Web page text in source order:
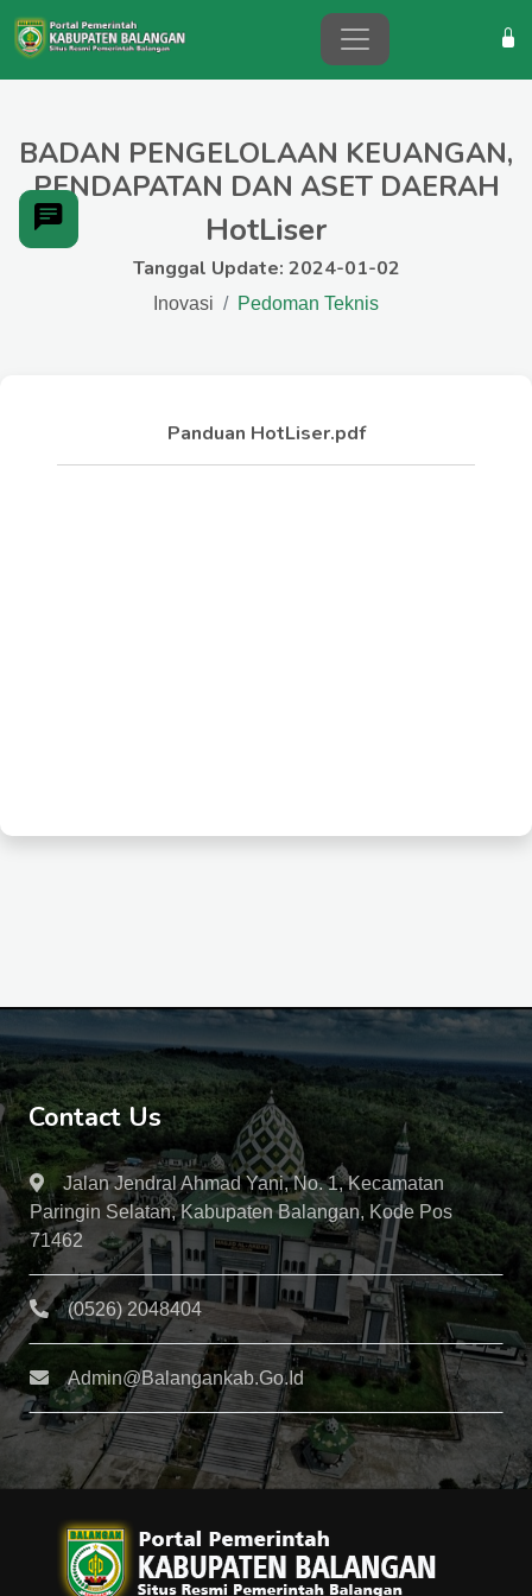
BADAN PENGELOLAAN KEUANGAN,
PENDAPATAN DAN ASET DAERAH
HotLiser
Tanggal Update: 2024-01-02
Inovasi Pedoman Teknis
Panduan HotLiser.pdf
Contact Us
Jalan Jendral Ahmad Yani, No. 1, Kecamatan
Paringin Selatan, Kabupaten Balangan, Kode Pos
71462
(0526) 2048404
Admin@balangankab.go.id